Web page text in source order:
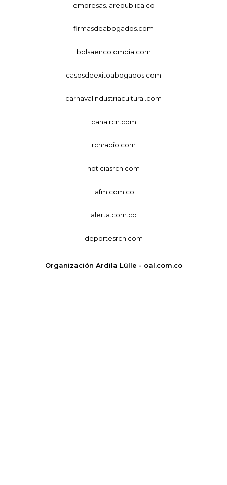
empresas.larepublica.co
firmasdeabogados.com
bolsaencolombia.com
casosdeexitoabogados.com
carnavalindustriacultural.com
canalrcn.com
rcnradio.com
noticiasrcn.com
lafm.com.co
alerta.com.co
deportesrcn.com
Organización Ardila Lülle - oal.com.co